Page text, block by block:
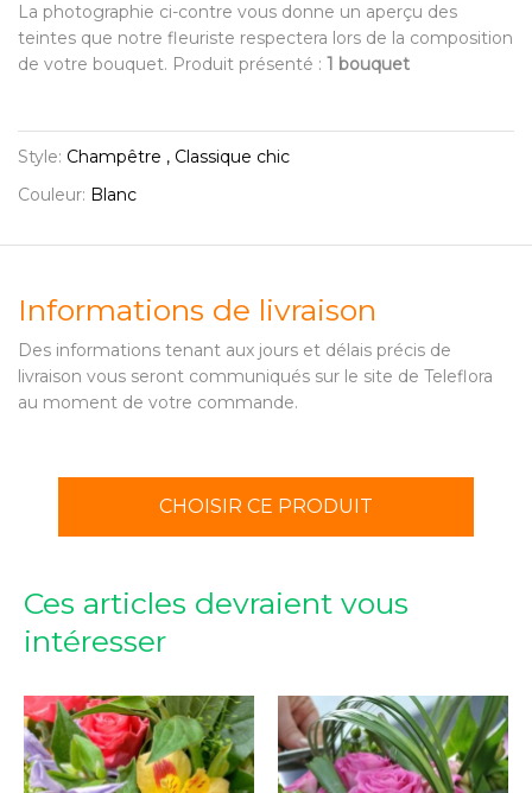
La photographie ci-contre vous donne un aperçu des
teintes que notre fleuriste respectera lors de la composition
de votre bouquet. Produit présenté : 1 bouquet
Style: Champêtre , Classique chic
Couleur: Blanc
Informations de livraison
Des informations tenant aux jours et délais précis de
livraison vous seront communiqués sur le site de Teleflora
au moment de votre commande.
CHOISIR CE PRODUIT
Ces articles devraient vous
intéresser